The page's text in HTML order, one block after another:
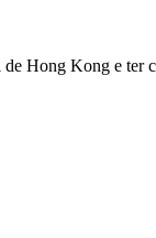
Hong Kong e